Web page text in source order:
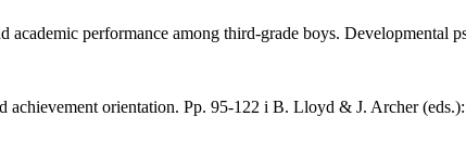
performance among third-grade boys. Developmental
orientation. Pp. 95-122 i B. Lloyd & J. Archer